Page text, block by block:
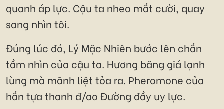
quanh áp lực. Cậu ta nheo mắt cười, quay
sang nhìn tôi.
Đúng lúc đó, Lý Mặc Nhiên bước lên chắn
tầm nhìn của cậu ta. Hương băng giá lạnh
lùng mà mãnh liệt tỏa ra. Pheromone của
hắn tựa thanh đ/ao Đường đầy uy lực.